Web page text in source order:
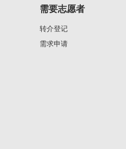
需要志愿者
转介登记
需求申请